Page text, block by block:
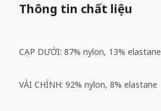
Thông tin chất liệu
CẠP DƯỚI: 87% nylon, 13% elastane
VẢI CHÍNH: 92% nylon, 8% elastane